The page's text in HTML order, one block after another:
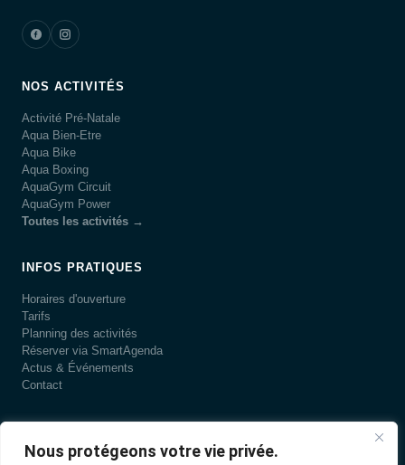
Nous protégeons votre vie privée.
NOS ACTIVITÉS
Activité Pré-Natale
Aqua Bien-Etre
Aqua Bike
Aqua Boxing
AquaGym Circuit
AquaGym Power
Toutes les activités →
INFOS PRATIQUES
Horaires d'ouverture
Tarifs
Planning des activités
Réserver via SmartAgenda
Actus & Événements
Contact